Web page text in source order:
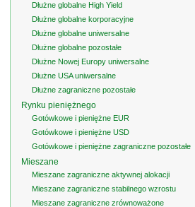
Dłużne globalne High Yield
Dłużne globalne korporacyjne
Dłużne globalne uniwersalne
Dłużne globalne pozostałe
Dłużne Nowej Europy uniwersalne
Dłużne USA uniwersalne
Dłużne zagraniczne pozostałe
Rynku pieniężnego
Gotówkowe i pieniężne EUR
Gotówkowe i pieniężne USD
Gotówkowe i pieniężne zagraniczne pozostałe
Mieszane
Mieszane zagraniczne aktywnej alokacji
Mieszane zagraniczne stabilnego wzrostu
Mieszane zagraniczne zrównoważone